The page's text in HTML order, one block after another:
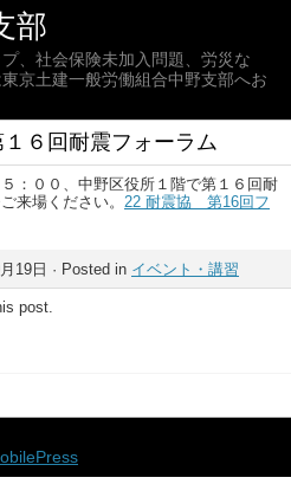
部
、社会保険未加入問題、労災な
京土建一般労働組合中野支部へお
６回耐震フォーラム
：００、中野区役所１階で第１６回耐
来場ください。 22 耐震協 第16回フ
19日 · Posted in イベント・講習
post.